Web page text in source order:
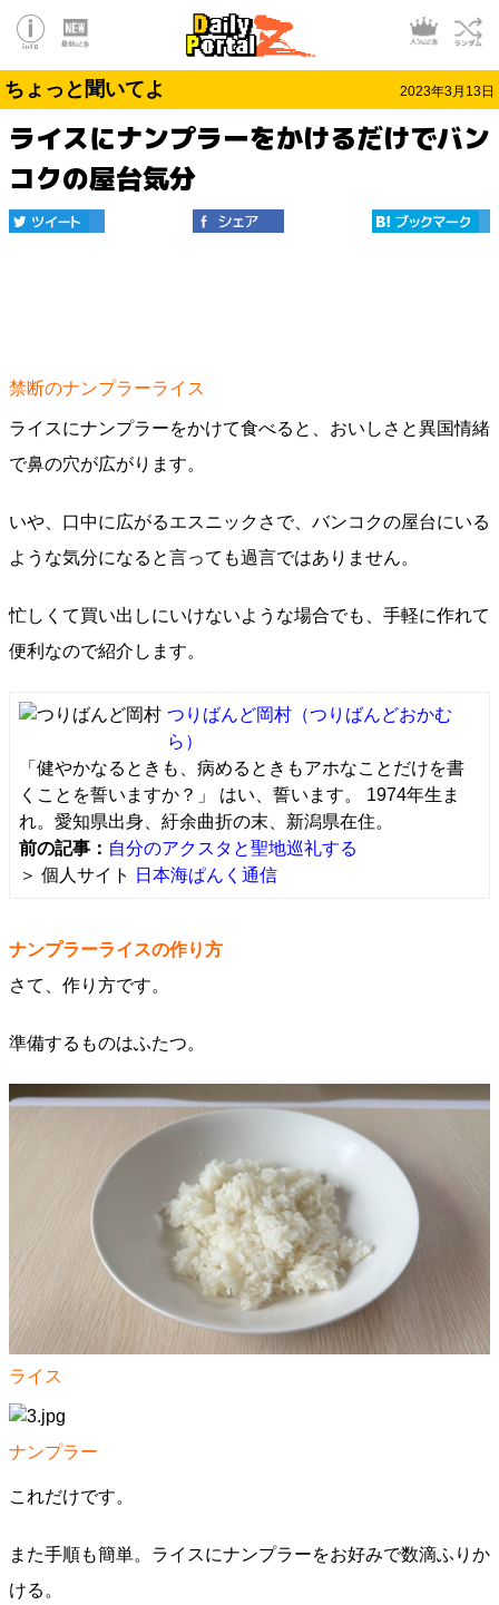
ちょっと聞いてよ 2023年3月13日
ライスにナンプラーをかけるだけでバン
コクの屋台気分
禁断のナンプラーライス
ライスにナンプラーをかけて食べると、おいしさと異国情緒
で鼻の穴が広がります。
いや、口中に広がるエスニックさで、バンコクの屋台にいる
ような気分になると言っても過言ではありません。
忙しくて買い出しにいけないような場合でも、手軽に作れて
便利なので紹介します。
つりばんど岡村 （つりばんどおかむ
ら）
「健やかなるときも、病めるときもアホなことだけを書
くことを誓いますか？」 はい、誓います。 1974年生ま
れ。愛知県出身、紆余曲折の末、新潟県在住。
前の記事： 自分のアクスタと聖地巡礼する
＞ 個人サイト
日本海ぱんく通信
ナンプラーライスの作り方
さて、作り方です。
準備するものはふたつ。
ライス
ナンプラー
これだけです。
また手順も簡単。ライスにナンプラーをお好みで数滴ふりか
ける。